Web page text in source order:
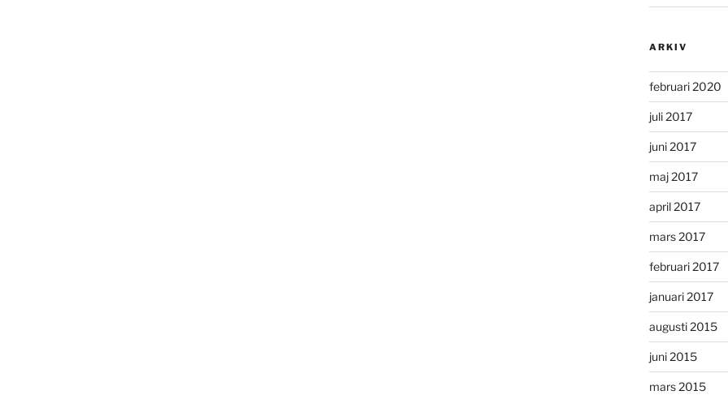
ARKIV
februari 2020
juli 2017
juni 2017
maj 2017
april 2017
mars 2017
februari 2017
januari 2017
augusti 2015
juni 2015
mars 2015